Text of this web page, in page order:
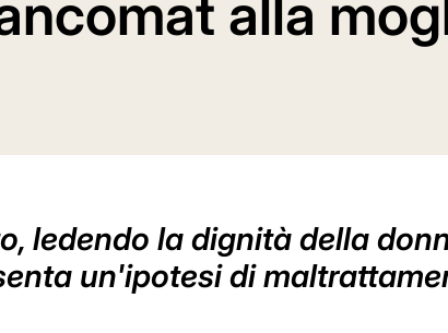
alla
ledendo la dignità della
un'ipotesi di